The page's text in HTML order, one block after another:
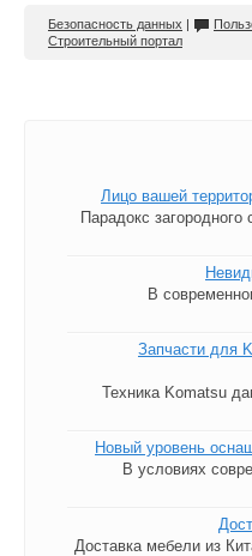
Безопасность данных |
Строительный портал
Лицо вашей
Парадокс
В
Запчасти для
Техника Komatsu
Новый уровень
В условиях
Доставка мебели из